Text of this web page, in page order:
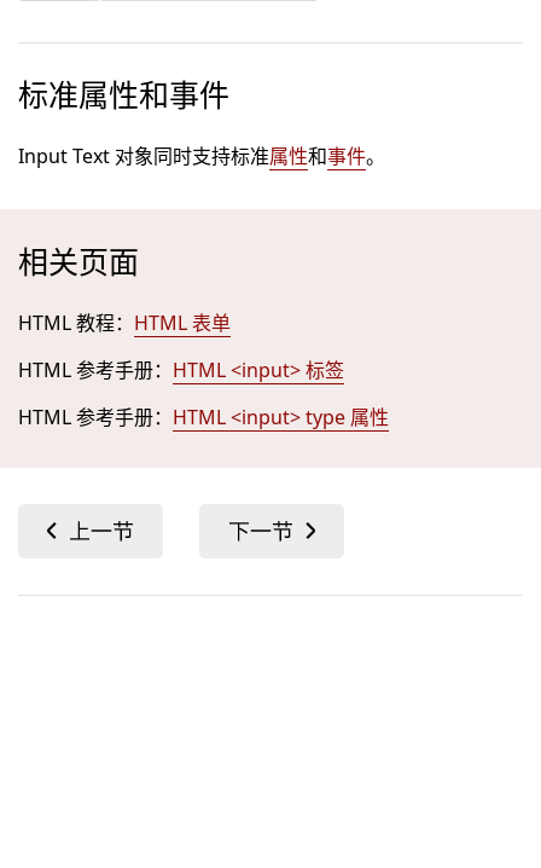
标准属性和事件
Input Text 对象同时支持标准属性和事件。
相关页面
HTML 教程： HTML 表单
HTML 参考手册： HTML <input> 标签
HTML 参考手册： HTML <input> type 属性